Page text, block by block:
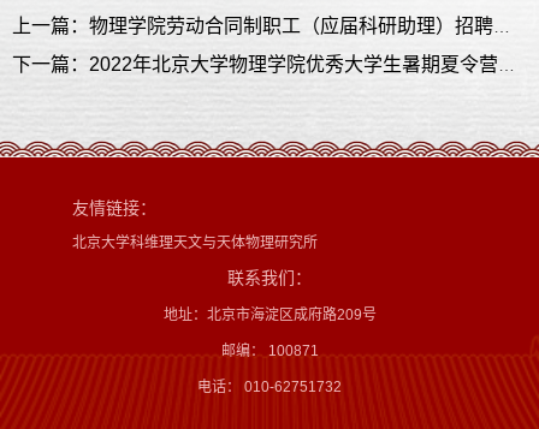
友情链接：
北京大学科维理天文与天体物理研究所
联系我们：
地址：北京市海淀区成府路209号
邮编： 100871
电话： 010-62751732